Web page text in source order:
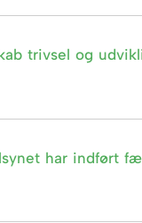
trivsel og
har indført